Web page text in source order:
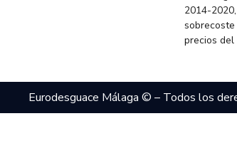
2014-
precios
Eurodesguace Málaga © – Todos los